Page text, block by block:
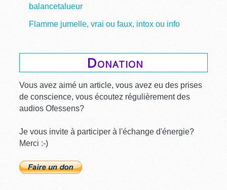
balancetalueur
Flamme jumelle, vrai ou faux, intox ou info
Donation
Vous avez aimé un article, vous avez eu des prises
de conscience, vous écoutez régulièrement des
audios Ofessens?
Je vous invite à participer à l'échange d'énergie?
Merci :-)